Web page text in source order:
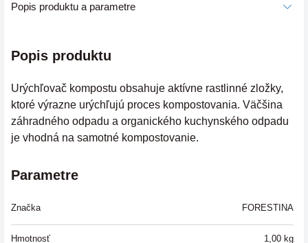
Popis produktu a parametre
Popis produktu
Urýchľovač kompostu obsahuje aktívne rastlinné zložky,
ktoré výrazne urýchľujú proces kompostovania. Väčšina
záhradného odpadu a organického kuchynského odpadu
je vhodná na samotné kompostovanie.
Parametre
Značka FORESTINA
Hmotnosť 1,00 kg